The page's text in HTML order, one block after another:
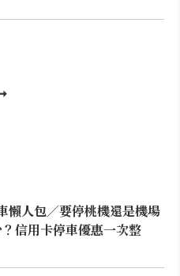
懶人包／要停桃機還是機場
信用卡停車優惠一次整